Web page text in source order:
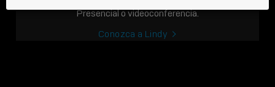
Presencial o videoconferencia.
Conozca a Lindy